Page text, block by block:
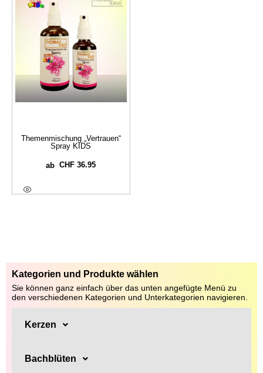
Themenmischung „Vertrauen“
Spray KIDS
abCHF 36.95
Kategorien und Produkte wählen
Sie können ganz einfach über das unten angefügte Menü zu
den verschiedenen Kategorien und Unterkategorien navigieren.
Kerzen
Bachblüten